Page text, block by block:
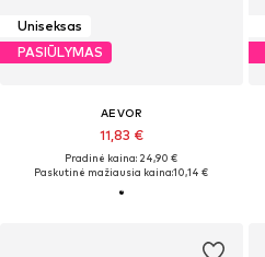
Uniseksas
PASIŪLYMAS
AEVOR
11,83 €
Pradinė kaina: 24,90 €
Paskutinė mažiausia kaina:10,14 €